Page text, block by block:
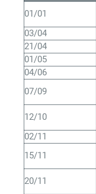
01/01
03/04
21/04
01/05
04/06
07/09
12/10
02/11
15/11
20/11